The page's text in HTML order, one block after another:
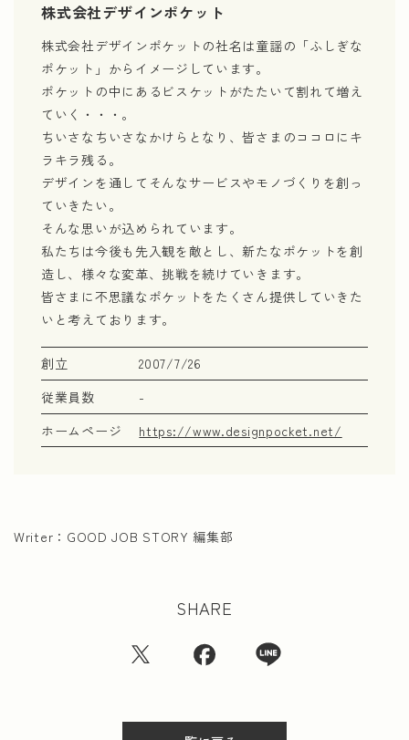
株式会社デザインポケット
株式会社デザインポケットの社名は童謡の「ふしぎな
ポケット」からイメージしています。
ポケットの中にあるビスケットがたたいて割れて増え
ていく・・・。
ちいさなちいさなかけらとなり、皆さまのココロにキ
ラキラ残る。
デザインを通してそんなサービスやモノづくりを創っ
ていきたい。
そんな思いが込められています。
私たちは今後も先入観を敵とし、新たなポケットを創
造し、様々な変革、挑戦を続けていきます。
皆さまに不思議なポケットをたくさん提供していきた
いと考えております。
創立
2007/7/26
従業員数
-
ホームページ
https://www.designpocket.net/
Writer： GOOD JOB STORY 編集部
SHARE